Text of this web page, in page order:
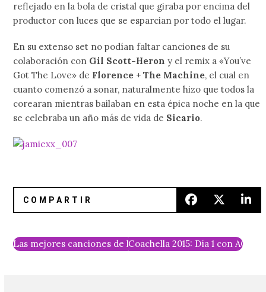
reflejado en la bola de cristal que giraba por encima del
productor con luces que se esparcian por todo el lugar.
En su extenso set no podían faltar canciones de su
colaboración con Gil Scott-Heron y el remix a «You’ve
Got The Love» de Florence + The Machine, el cual en
cuanto comenzó a sonar, naturalmente hizo que todos la
corearan mientras bailaban en esta épica noche en la que
se celebraba un año más de vida de Sicario.
Las mejores canciones de la semanaCoachella 2015: Día 1 con AC/